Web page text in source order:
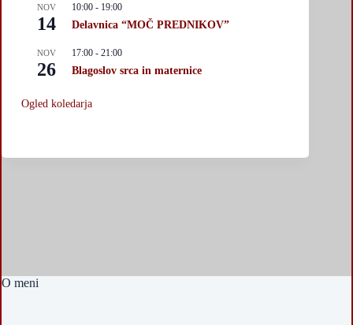
NOV
14
10:00 - 19:00
Delavnica “MOČ PREDNIKOV”
NOV
26
17:00 - 21:00
Blagoslov srca in maternice
Ogled koledarja
O meni